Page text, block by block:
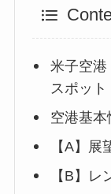
米子空港
スポット
空港基本
【A】展
【B】レ